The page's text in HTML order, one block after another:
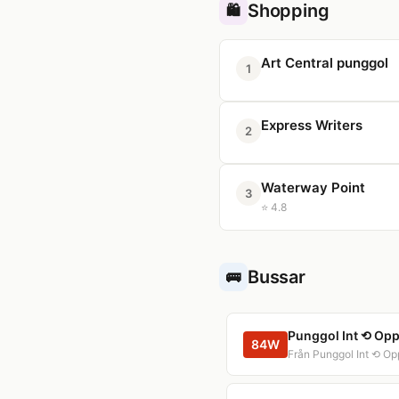
🛍️ Shopping
1 Art Central punggol
2 Express Writers
3 Waterway Point
⭐ 4.8
🚌 Bussar
84W
Punggol Int ⟲
Från Punggol Int ⟲